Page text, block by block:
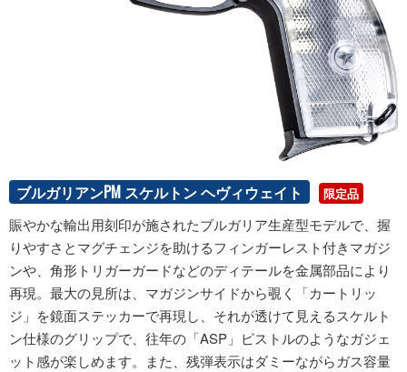
ブルガリアンPM スケルトン ヘヴィウェイト 限定品
賑やかな輸出用刻印が施されたブルガリア生産型モデルで、握
りやすさとマグチェンジを助けるフィンガーレスト付きマガジ
ンや、角形トリガーガードなどのディテールを金属部品により
再現。最大の見所は、マガジンサイドから覗く「カートリッ
ジ」を鏡面ステッカーで再現し、それが透けて見えるスケルト
ン仕様のグリップで、往年の「ASP」ピストルのようなガジェ
ット感が楽しめます。また、残弾表示はダミーながらガス容量